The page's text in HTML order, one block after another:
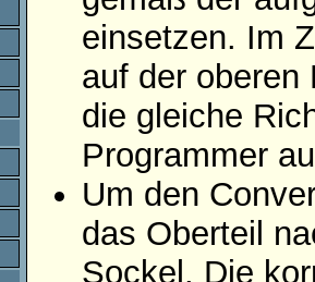
einsetzen. Im
auf der
die gleiche
Programmer
Um den
das Oberteil
Sockel. Die